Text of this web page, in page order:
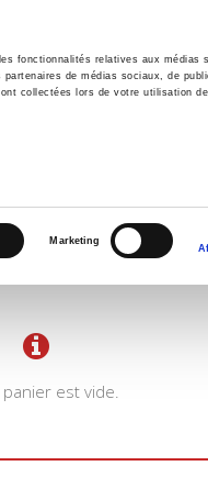
fonctionnalités relatives aux médias
de médias sociaux, de
collectées lors de votre utilisation
Marketing
Histoire
est vide.